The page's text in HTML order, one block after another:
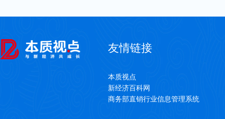
友情链接
本质视点
新经济百科网
商务部直销行业信息管理系统